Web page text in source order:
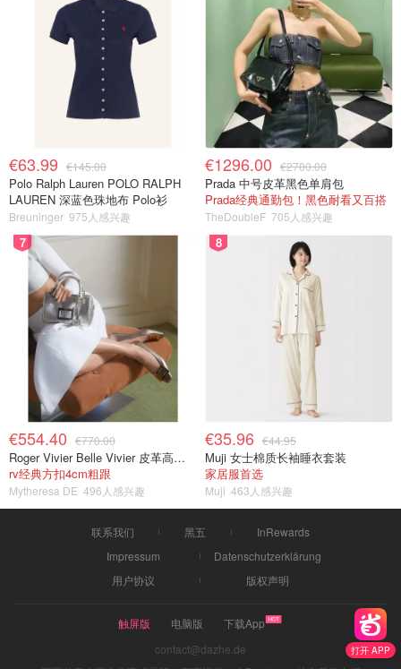
打开 APP
€63.99 €145.00
Polo Ralph Lauren POLO RALPH
LAUREN 深蓝色珠地布 Polo衫
Breuninger 975人感兴趣
€1296.00 €2700.00
Prada 中号皮革黑色单肩包
Prada经典通勤包！黑色耐看又百搭
TheDoubleF 705人感兴趣
7
€554.40 €770.00
Roger Vivier Belle Vivier 皮革高跟鞋
rv经典方扣4cm粗跟
Mytheresa DE 496人感兴趣
8
€35.96 €44.95
Muji 女士棉质长袖睡衣套装
家居服首选
Muji 463人感兴趣
联系我们 黑五
InRewards
Impressum
Datenschutzerklärung
用户协议
版权声明
触屏版 电脑版
下载App
contact@dazhe.de